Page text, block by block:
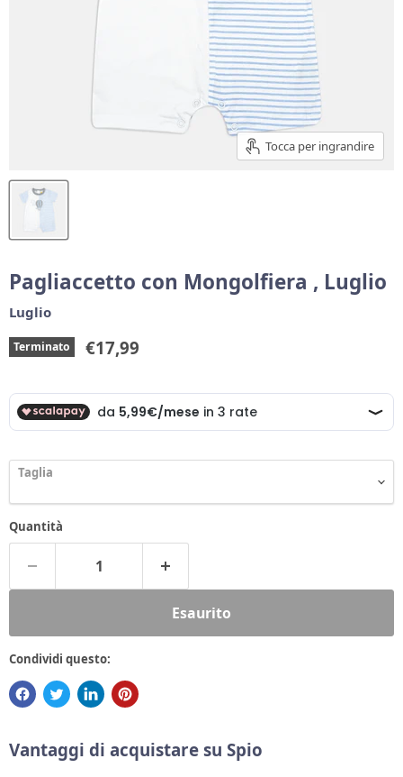
Tocca per ingrandire
Pagliaccetto con Mongolfiera , Luglio
Luglio
Terminato Prezzo corrente
€17,99
Taglia
Quantità
Esaurito
Condividi questo:
Vantaggi di acquistare su Spio